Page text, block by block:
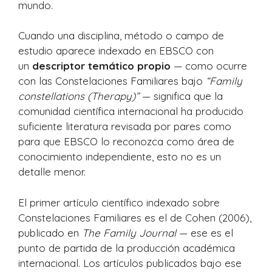
mundo.
Cuando una disciplina, método o campo de
estudio aparece indexado en EBSCO con
un descriptor temático propio — como ocurre
con las Constelaciones Familiares bajo “Family
constellations (Therapy)”— significa que la
comunidad científica internacional ha producido
suficiente literatura revisada por pares como
para que EBSCO lo reconozca como área de
conocimiento independiente, esto no es un
detalle menor.
El primer artículo científico indexado sobre
Constelaciones Familiares es el de Cohen (2006),
publicado en The Family Journal— ese es el
punto de partida de la producción académica
internacional. Los artículos publicados bajo ese